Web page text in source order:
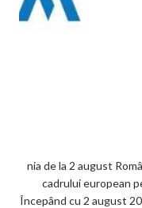
nia de la 2 august
cadrului european
Începând cu 2 august